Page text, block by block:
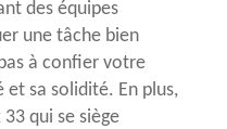
des équipes
une tâche bien
à confier votre
sa solidité. En plus,
qui se siège